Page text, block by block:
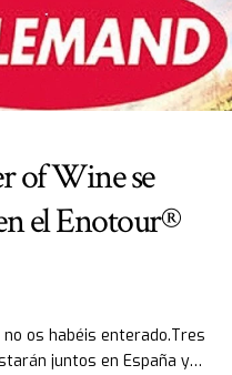
of Wine se
el Enotour®
os habéis enterado.Tres
juntos en España y…